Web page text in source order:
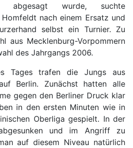
abgesagt wurde, suchte
nach einem Ersatz und
selbst ein Turnier. Zu
aus Mecklenburg-Vorpommern
des Jahrgangs 2006.
Tages trafen die Jungs aus
Berlin. Zunächst hatten alle
gegen den Berliner Druck klar
in den ersten Minuten wie in
Oberliga gespielt. In der
und im Angriff zu
auf diesem Niveau natürlich